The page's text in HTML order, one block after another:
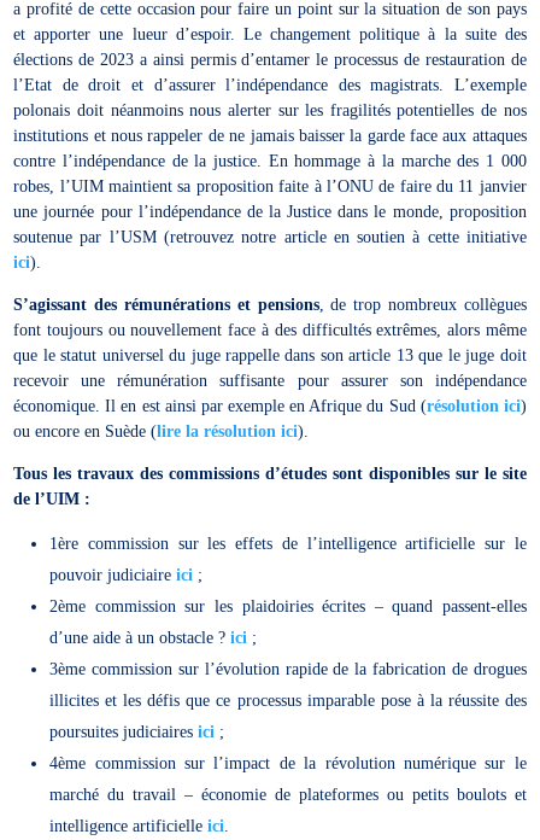
a profité de cette occasion pour faire un point sur la situation de son pays
et apporter une lueur d’espoir. Le changement politique à la suite des
élections de 2023 a ainsi permis d’entamer le processus de restauration de
l’Etat de droit et d’assurer l’indépendance des magistrats. L’exemple
polonais doit néanmoins nous alerter sur les fragilités potentielles de nos
institutions et nous rappeler de ne jamais baisser la garde face aux attaques
contre l’indépendance de la justice. En hommage à la marche des 1 000
robes, l’UIM maintient sa proposition faite à l’ONU de faire du 11 janvier
une journée pour l’indépendance de la Justice dans le monde, proposition
soutenue par l’USM (retrouvez notre article en soutien à cette initiative
ici).
S’agissant des rémunérations et pensions, de trop nombreux collègues
font toujours ou nouvellement face à des difficultés extrêmes, alors même
que le statut universel du juge rappelle dans son article 13 que le juge doit
recevoir une rémunération suffisante pour assurer son indépendance
économique. Il en est ainsi par exemple en Afrique du Sud (résolution ici)
ou encore en Suède (lire la résolution ici).
Tous les travaux des commissions d’études sont disponibles sur le site
de l’UIM :
1ère commission sur les effets de l’intelligence artificielle sur le
pouvoir judiciaireici ;
2ème commission sur les plaidoiries écrites – quand passent-elles
d’une aide à un obstacle ?ici ;
3ème commission sur l’évolution rapide de la fabrication de drogues
illicites et les défis que ce processus imparable pose à la réussite des
poursuites judiciairesici ;
4ème commission sur l’impact de la révolution numérique sur le
marché du travail – économie de plateformes ou petits boulots et
intelligence artificielleici